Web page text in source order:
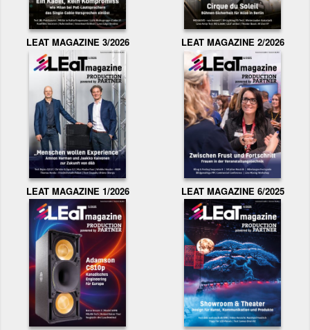
LEAT MAGAZINE 3/2026 LEAT MAGAZINE 2/2026
LEAT MAGAZINE 1/2026 LEAT MAGAZINE 6/2025